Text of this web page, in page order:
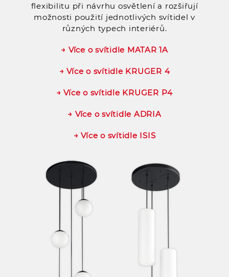
flexibilitu při návrhu osvětlení a rozšiřují
možnosti použití jednotlivých svítidel v
různých typech interiérů.
→ Více o svítidle MATAR 1A
→ Více o svítidle KRUGER 4
→ Více o svítidle KRUGER P4
→ Více o svítidle ADRIA
→ Více o svítidle ISIS